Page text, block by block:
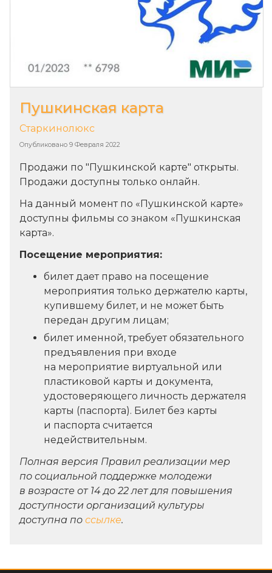
Пушкинская карта
Опубликовано 9 Февраля 2022
Старкинолюкс
Продажи по "Пушкинской карте" открыты.
Продажи доступны только онлайн.
На данный момент по «Пушкинской карте»
доступны фильмы со знаком «Пушкинская
карта».
Посещение мероприятия:
билет дает право на посещение
мероприятия только держателю карты,
купившему билет, и не может быть
передан другим лицам;
билет именной, требует обязательного
предъявления при входе
на мероприятие виртуальной или
пластиковой карты и документа,
удостоверяющего личность держателя
карты (паспорта). Билет без карты
и паспорта считается
недействительным.
Полная версия Правил реализации мер
по социальной поддержке молодежи
в возрасте от 14 до 22 лет для повышения
доступности организаций культуры
доступна по ссылке.